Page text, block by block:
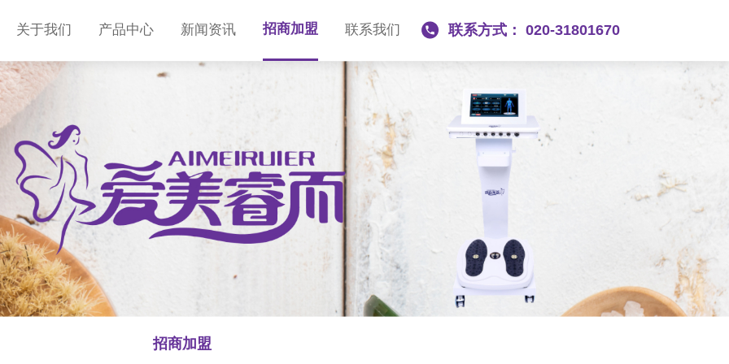
关于我们 产品中心 新闻资讯 招商加盟 联系我们 联系方式： 020-31801670
招商加盟